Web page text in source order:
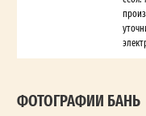
ФОТОГРАФИИ БАНЬ